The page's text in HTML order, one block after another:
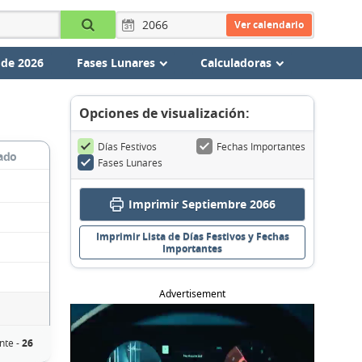
Ver calendario
2026 Fases Lunares Calculadoras
-26
Opciones de visualización:
Días Festivos
Fechas Importantes
Fases Lunares
Imprimir Septiembre 2066
Imprimir Lista de Días Festivos y Fechas
Importantes
Advertisement